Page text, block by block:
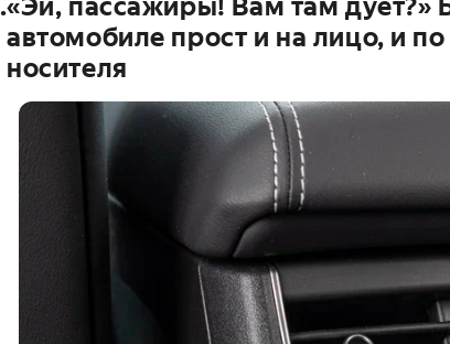
.«Эй, пассажиры! Вам там дует?»
автомобиле прост и на лицо, и
носителя